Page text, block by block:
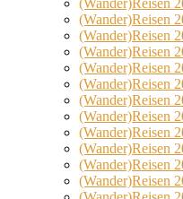
(Wander)Reisen
(Wander)Reisen
(Wander)Reisen
(Wander)Reisen
(Wander)Reisen
(Wander)Reisen
(Wander)Reisen
(Wander)Reisen
(Wander)Reisen
(Wander)Reisen
(Wander)Reisen